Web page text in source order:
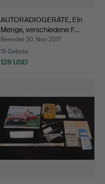
AUTORADIOGERÄTE, Ein
Menge, verschiedene F…
Beendet 30. Nov 2017
19 Gebote
128 USD